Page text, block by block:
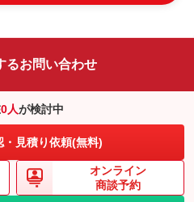
るお問い合わせ
0人が検討中
・見積り依頼(無料)
オンライン
商談予約